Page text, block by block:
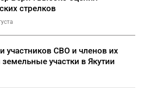
стрелков
участников СВО и членов их
участки в Якутии